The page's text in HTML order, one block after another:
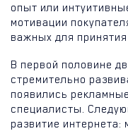
опыт или
мотивации
важных для
В первой половине
стремительно
появились
специалисты.
развитие интернета: